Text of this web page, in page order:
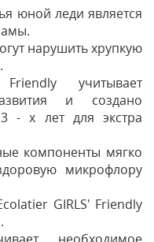
юной леди является
нарушить хрупкую
учитывает
и создано
- х лет для экстра
компоненты мягко
микрофлору
GIRLS' Friendly